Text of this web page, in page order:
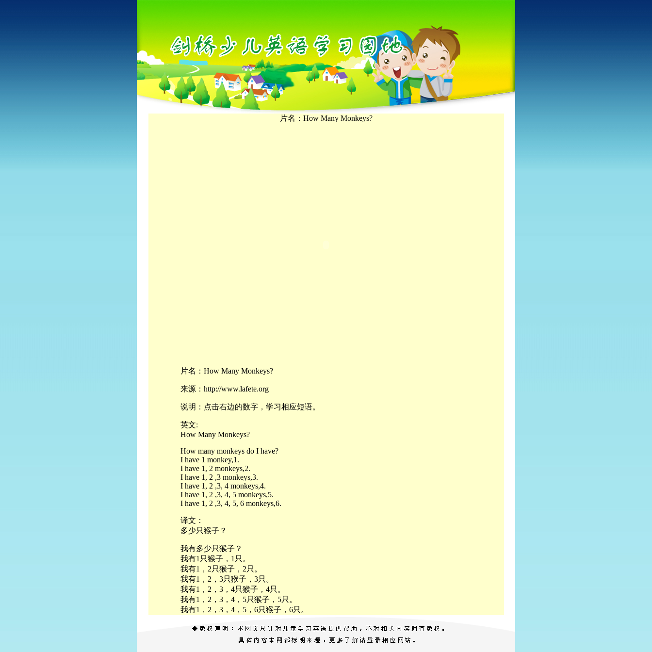
片名：How Many Monkeys?
片名：How Many Monkeys?
来源：http://www.lafete.org
说明：点击右边的数字，学习相应短语。
英文:
How Many Monkeys?
How many monkeys do I have?
I have 1 monkey,1.
I have 1, 2 monkeys,2.
I have 1, 2 ,3 monkeys,3.
I have 1, 2 ,3, 4 monkeys,4.
I have 1, 2 ,3, 4, 5 monkeys,5.
I have 1, 2 ,3, 4, 5, 6 monkeys,6.
译文：
多少只猴子？
我有多少只猴子？
我有1只猴子，1只。
我有1，2只猴子，2只。
我有1，2，3只猴子，3只。
我有1，2，3，4只猴子，4只。
我有1，2，3，4，5只猴子，5只。
我有1，2，3，4，5，6只猴子，6只。